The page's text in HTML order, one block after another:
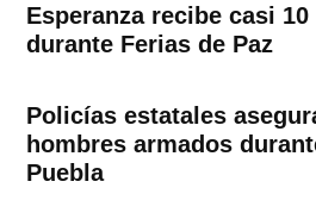
Esperanza recibe casi
durante Ferias de Paz
Policías estatales
hombres armados
Puebla